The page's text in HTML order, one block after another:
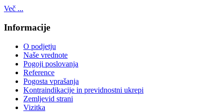
Več ...
Informacije
O podjetju
Naše vrednote
Pogoji poslovanja
Reference
Pogosta vprašanja
Kontraindikacije in previdnostni ukrepi
Zemljevid strani
Vizitka